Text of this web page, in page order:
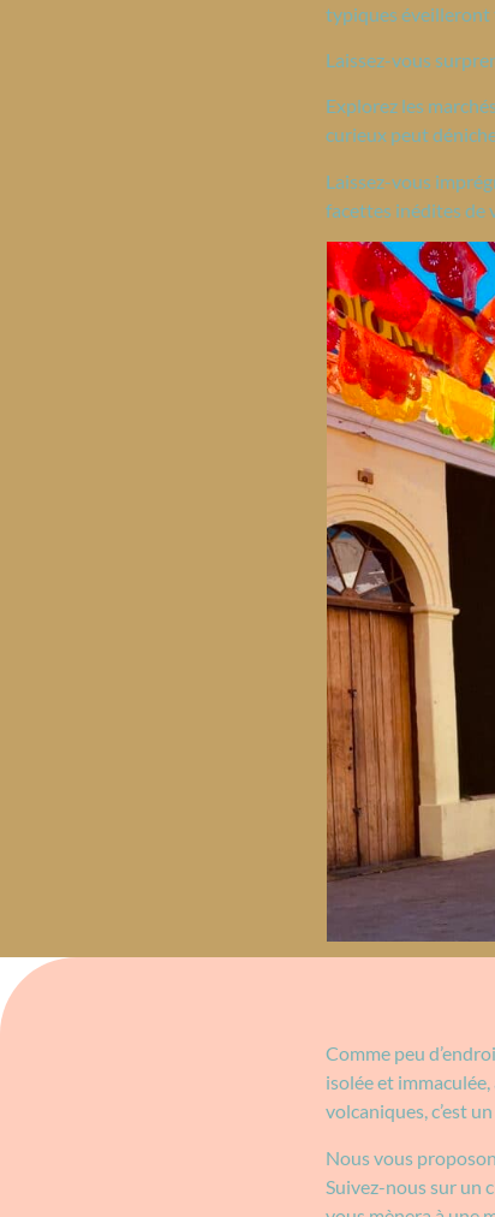
typiques éveilleront
Laissez-vous
Explorez les
curieux peut
Laissez-vous
facettes inédites de
Comme peu
isolée et
volcaniques, c’est
Nous vous
Suivez-nous sur un